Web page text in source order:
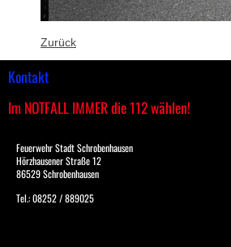
Zurück
Kontakt
Im NOTFALL IMMER die 112 wählen!
Feuerwehr Stadt Schrobenhausen
Hörzhausener Straße 12
86529 Schrobenhausen
Tel.: 08252 / 889025